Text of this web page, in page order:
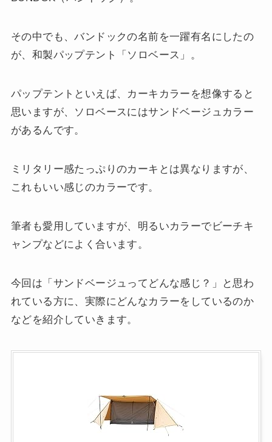
その中でも、バンドックの名前を一躍有名にしたの
が、和製パップテント「ソロベース」。
パップテントといえば、カーキカラーを想像すると
思いますが、ソロベースにはサンドベージュカラー
があるんです。
ミリタリー感たっぷりのカーキとは異なりますが、
これもいい感じのカラーです。
筆者も愛用していますが、明るいカラーでビーチキ
ャンプなどによく合います。
今回は「サンドベージュってどんな感じ？」と思わ
れている方に、実際にどんなカラーをしているのか
などを紹介していきます。